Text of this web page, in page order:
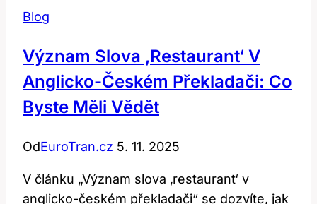
Blog
Význam Slova ‚Restaurant‘ V
Anglicko-Českém Překladači: Co
Byste Měli Vědět
OdEuroTran.cz 5. 11. 2025
V článku „Význam slova ‚restaurant‘ v
anglicko-českém překladači“ se dozvíte, jak